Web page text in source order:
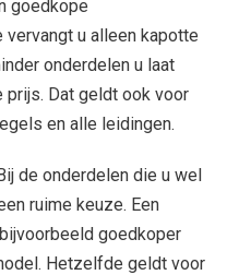
goedkope
vervangt u alleen kapotte
onderdelen u laat
prijs. Dat geldt ook voor
en alle leidingen.
de onderdelen die u wel
ruime keuze. Een
goedkoper
Hetzelfde geldt voor